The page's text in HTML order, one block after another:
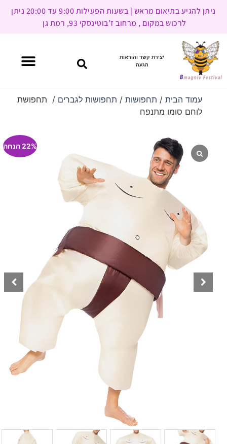
ניתן להגיע בתיאום מראש | בשעות הפעילות 9:00 עד 20:00 ניתן
לרכוש במקום , מרחוב ז’בוטינסקי 93, רמת גן
יצירת קשר והוראות
הגעה
עמוד הבית/ תחפושות/ תחפושות לגברים / תחפושת
לוחם סומו מתנפח
22% הנחה